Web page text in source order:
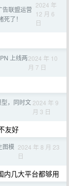
告联盟运营
了！
2024 年
12 月 6
日
上线两2024 年 10
月 7 日
，同时文 2024 年 9
月 3 日
友好
图模 2024 年 8 月 23
日
内几大平台都够用